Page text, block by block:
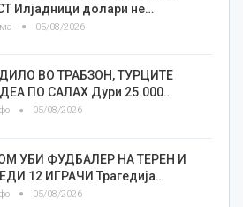
Илјадници долари не…
05/08/2026
ВО ТРАБЗОН, ТУРЦИТЕ
ПО САЛАХ Дури 25.000…
05/08/2026
УБИ ФУДБАЛЕР НА ТЕРЕН И
12 ИГРАЧИ Трагедија…
05/08/2026